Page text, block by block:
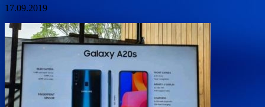
17.09.2019